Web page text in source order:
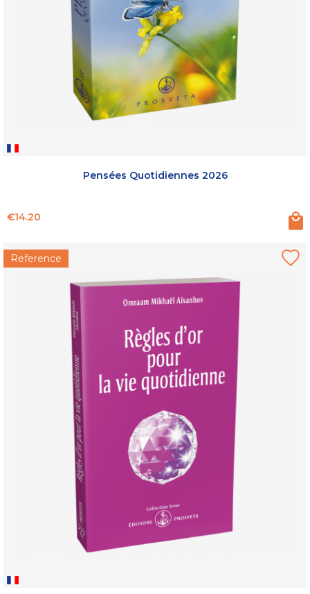
Pensées Quotidiennes 2026
Price
€14.20
Reference